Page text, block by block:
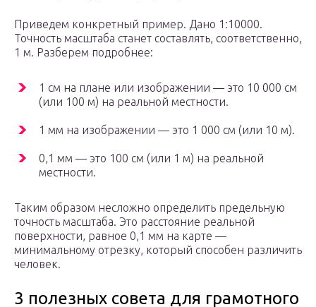
Приведем конкретный пример. Дано 1:10000.
Точность масштаба станет составлять, соответственно,
1 м. Разберем подробнее:
1 см на плане или изображении — это 10 000 см
(или 100 м) на реальной местности.
1 мм на изображении — это 1 000 см (или 10 м).
0,1 мм — это 100 см (или 1 м) на реальной
местности.
Таким образом несложно определить предельную
точность масштаба. Это расстояние реальной
поверхности, равное 0,1 мм на карте —
минимальному отрезку, который способен различить
человек.
3 полезных совета для грамотного